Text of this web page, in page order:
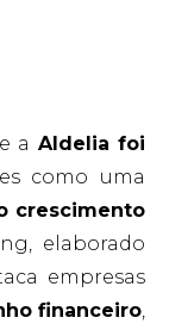
a Aldelia foi
como uma
crescimento
elaborado
empresas
financeiro